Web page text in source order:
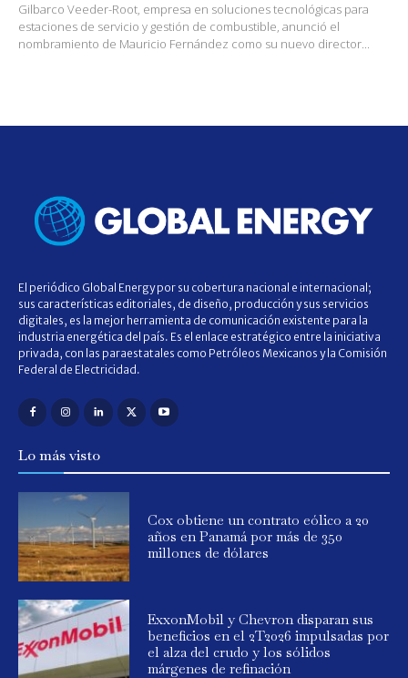
Gilbarco Veeder-Root, empresa en soluciones tecnológicas para
estaciones de servicio y gestión de combustible, anunció el
nombramiento de Mauricio Fernández como su nuevo director...
El periódico Global Energy por su cobertura nacional e internacional;
sus características editoriales, de diseño, producción y sus servicios
digitales, es la mejor herramienta de comunicación existente para la
industria energética del país. Es el enlace estratégico entre la iniciativa
privada, con las paraestatales como Petróleos Mexicanos y la Comisión
Federal de Electricidad.
Lo más visto
Cox obtiene un contrato eólico a 20
años en Panamá por más de 350
millones de dólares
ExxonMobil y Chevron disparan sus
beneficios en el 2T2026 impulsadas por
el alza del crudo y los sólidos
márgenes de refinación